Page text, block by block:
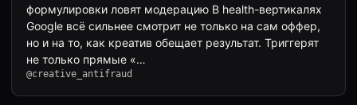
формулировки ловят модерацию В health-вертикалях
Google всё сильнее смотрит не только на сам оффер,
но и на то, как креатив обещает результат. Триггерят
не только прямые «…
@creative_antifraud